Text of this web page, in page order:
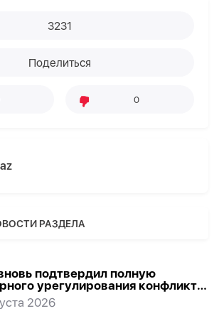
3231
Поделиться
0
РАЗДЕЛА
подтвердил полную
урегулирования конфликта
2026